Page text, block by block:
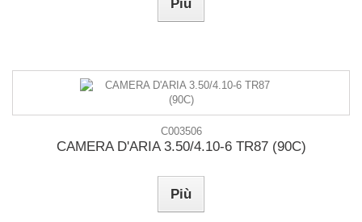
Più
C003506
CAMERA D'ARIA 3.50/4.10-6 TR87 (90C)
Più